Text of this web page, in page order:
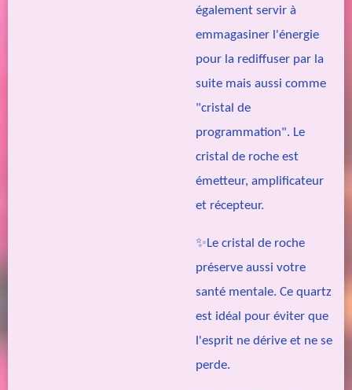
également servir à
emmagasiner l'énergie
pour la rediffuser par la
suite mais aussi comme
"cristal de
programmation". Le
cristal de roche est
émetteur, amplificateur
et récepteur.
✨Le cristal de roche
préserve aussi votre
santé mentale. Ce quartz
est idéal pour éviter que
l'esprit ne dérive et ne se
perde.